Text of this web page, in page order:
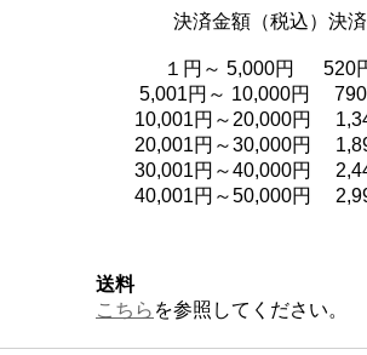
決済金額（税込）決済手
１円～ 5,000円 520
5,001円～ 10,000円 790
10,001円～20,000円
20,001円～30,000円
30,001円～40,000円
40,001円～50,000円
送料
こちら を参照してください。